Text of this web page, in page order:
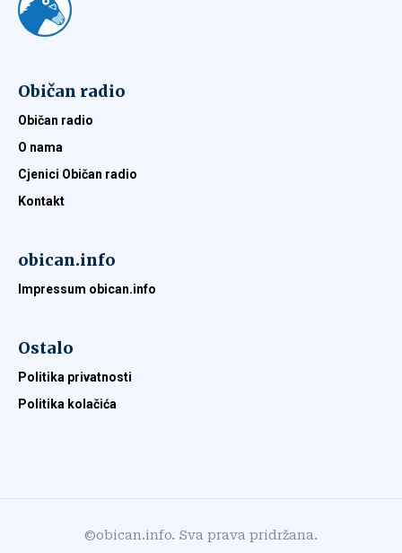
Običan radio
Običan radio
O nama
Cjenici Običan radio
Kontakt
obican.info
Impressum obican.info
Ostalo
Politika privatnosti
Politika kolačića
©obican.info. Sva prava pridržana.